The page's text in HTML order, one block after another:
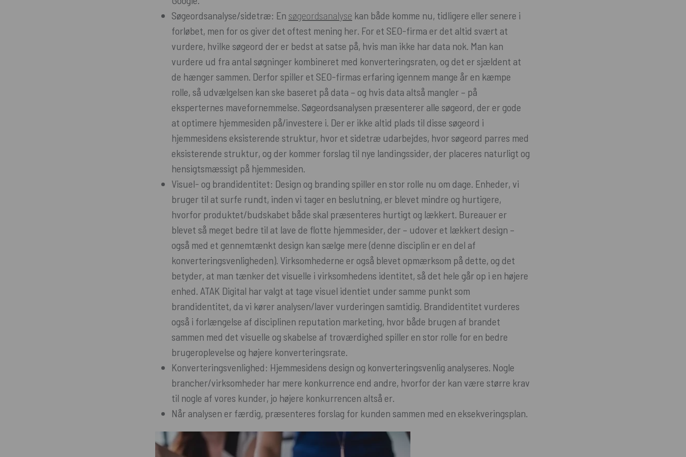
Søgeordsanalyse/sidetræ: En søgeordsanalyse kan både komme nu, tidligere eller senere i
forløbet, men for os giver det oftest mening her. For et SEO-firma er det altid svært at
vurdere, hvilke søgeord der er bedst at satse på, hvis man ikke har data nok. Man kan
vurdere ud fra antal søgninger kombineret med konverteringsraten, og det er sjældent at
de hænger sammen. Derfor spiller et SEO-firmas erfaring igennem mange år en kæmpe
rolle, så udvælgelsen kan ske baseret på data – og hvis data altså mangler – på
eksperternes mavefornemmelse. Søgeordsanalysen præsenterer alle søgeord, der er gode
at optimere hjemmesiden på/investere i. Der er ikke altid plads til disse søgeord i
hjemmesidens eksisterende struktur, hvor et sidetræ udarbejdes, hvor søgeord parres med
eksisterende struktur, og der kommer forslag til nye landingssider, der placeres naturligt og
hensigtsmæssigt på hjemmesiden.
Visuel- og brandidentitet: Design og branding spiller en stor rolle nu om dage. Enheder, vi
bruger til at surfe rundt, inden vi tager en beslutning, er blevet mindre og hurtigere,
hvorfor produktet/budskabet både skal præsenteres hurtigt og lækkert. Bureauer er
blevet så meget bedre til at lave de flotte hjemmesider, der – udover et lækkert design –
også med et gennemtænkt design kan sælge mere (denne disciplin er en del af
konverteringsvenligheden). Virksomhederne er også blevet opmærksom på dette, og det
betyder, at man tænker det visuelle i virksomhedens identitet, så det hele går op i en højere
enhed. ATAK Digital har valgt at tage visuel identiet under samme punkt som
brandidentitet, da vi kører analysen/laver vurderingen samtidig. Brandidentitet vurderes
også i forlængelse af disciplinen reputation marketing, hvor både brugen af brandet
sammen med det visuelle og skabelse af troværdighed spiller en stor rolle for en bedre
brugeroplevelse og højere konverteringsrate.
Konverteringsvenlighed: Hjemmesidens design og konverteringsvenlig analyseres. Nogle
brancher/virksomheder har mere konkurrence end andre, hvorfor der kan være større krav
til nogle af vores kunder, jo højere konkurrencen altså er.
Når analysen er færdig, præsenteres forslag for kunden sammen med en eksekveringsplan.